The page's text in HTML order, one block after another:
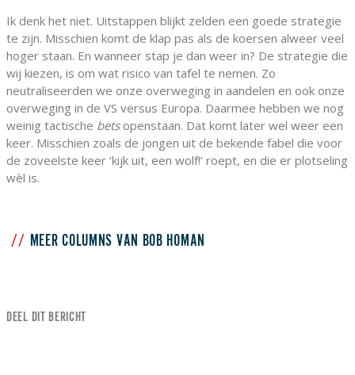
Ik denk het niet. Uitstappen blijkt zelden een goede strategie
te zijn. Misschien komt de klap pas als de koersen alweer veel
hoger staan. En wanneer stap je dan weer in? De strategie die
wij kiezen, is om wat risico van tafel te nemen. Zo
neutraliseerden we onze overweging in aandelen en ook onze
overweging in de VS versus Europa. Daarmee hebben we nog
weinig tactische betsopenstaan. Dat komt later wel weer een
keer. Misschien zoals de jongen uit de bekende fabel die voor
de zoveelste keer ‘kijk uit, een wolf!’ roept, en die er plotseling
wèl is.
MEER COLUMNS VAN BOB HOMAN
DEEL DIT BERICHT